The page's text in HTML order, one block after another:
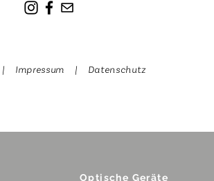
| Impressum | Datenschutz
Optische Geräte